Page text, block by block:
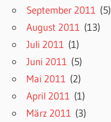
September 2011 (5)
August 2011 (13)
Juli 2011 (1)
Juni 2011 (5)
Mai 2011 (2)
April 2011 (1)
März 2011 (3)